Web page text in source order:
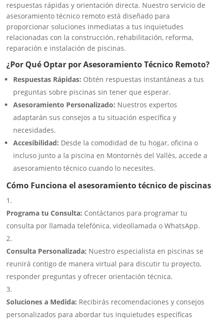
respuestas rápidas y orientación directa. Nuestro servicio de
asesoramiento técnico remoto está diseñado para
proporcionar soluciones inmediatas a tus inquietudes
relacionadas con la construcción, rehabilitación, reforma,
reparación e instalación de piscinas.
¿Por Qué Optar por Asesoramiento Técnico Remoto?
Respuestas Rápidas: Obtén respuestas instantáneas a tus
preguntas sobre piscinas sin tener que esperar.
Asesoramiento Personalizado: Nuestros expertos
adaptarán sus consejos a tu situación específica y
necesidades.
Accesibilidad: Desde la comodidad de tu hogar, oficina o
incluso junto a la piscina en Montornès del Vallès, accede a
asesoramiento técnico cuando lo necesites.
Cómo Funciona el asesoramiento técnico de piscinas
Programa tu Consulta: Contáctanos para programar tu
consulta por llamada telefónica, videollamada o WhatsApp.
Consulta Personalizada: Nuestro especialista en piscinas se
reunirá contigo de manera virtual para discutir tu proyecto,
responder preguntas y ofrecer orientación técnica.
Soluciones a Medida: Recibirás recomendaciones y consejos
personalizados para abordar tus inquietudes específicas